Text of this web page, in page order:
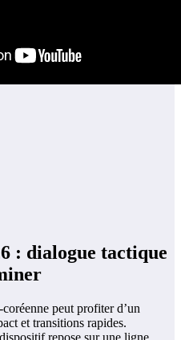
: dialogue tactique
peut profiter d’un
et transitions rapides.